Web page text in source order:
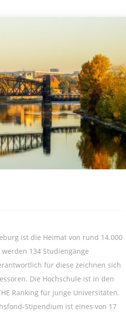
ist die Heimat von rund 14.000
werden 134 Studiengänge
für diese zeichnen sich
Die Hochschule ist in den
Ranking für junge Universitäten.
Stipendium ist eines von 17